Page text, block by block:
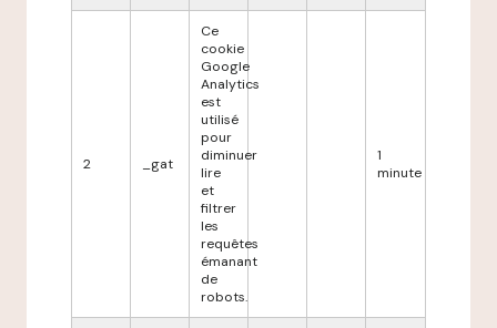
2 _gat
Ce
cookie
Google
Analytics
est
utilisé
pour
diminuer
lire
et
filtrer
les
requêtes
émanant
de
robots.
1
minute